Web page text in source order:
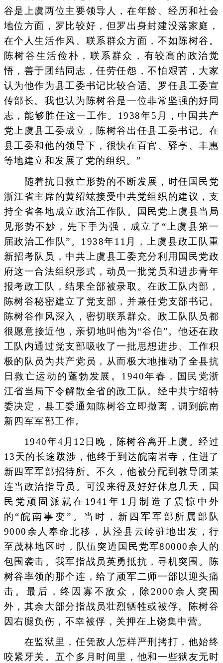
谷是上虞两位主要领导人，在年龄、经历和社会
地位方面，罗比较好，但罗出身封建没落家庭，
在个人生活作风、联系群众方面，不如陈树谷。
陈树谷生活俭朴，联系群众，有较高的政治觉
悟，善于团结同志，任劳任怨，不怕艰苦，大家
认为他作为县工委书记比较合适。罗任县工委宣
传部长。我也认为陈树谷是一位非常坚强的好同
志，能够胜任这一工作。1938年5月，中国共产
党上虞县工委成立，陈树谷出任县工委书记。在
县工委和他的领导下，很快在百官、驿亭、丰惠
等地建立和发展了党的组织。”
随着抗日救亡形势的不断发展，时任国民党
浙江省主席的黄绍竑接受中共党组织的建议，支
持全省各地成立政治工作队。国民党上虞县当局
见形势不妙，先下手为强，成立了“上虞县第一
届政治工作队”。1938年11月，上虞县政工队重
新招考队员，中共上虞县工委充分利用国民党政
府这一合法组织形式，动员一批党员和进步青年
报考政工队，结果全部被录取。在政工队内部，
陈树谷秘密建立了党支部，并兼任党支部书记。
陈树谷作风深入，密切联系群众。政工队队员都
很愿意接近他，亲切地叫他为“谷伯”。他还在政
工队内通过党支部吸收了一批思想进步、工作积
极的队员为共产党员，从而极大地推动了全县抗
日救亡运动的蓬勃发展。1940年春，国民党浙
江省当局下令解散全省的政工队。经中共宁绍特
委决定，县工委通知陈树谷立即撤离，调到皖南
新四军军部工作。
1940年4月12日晚，陈树谷离开上虞。经过
13天的长途跋涉，他终于到达皖南岩寺，住进了
新四军军部招待所。不久，他被分配到教导团某
连当政治指导员。可没来得及好好休息几天，国
民党顽固派就在1941年1月制造了震惊中外
的“皖南事变”。当时，新四军军部所属部队
9000余人奉命北移，从泾县云岭驻地出发，行
至茂林地区时，队伍突遭国民党军80000余人的
包围袭击。我军指战员英勇抵抗，寻机突围。陈
树谷率领的那个连，给了顽军二师一部以迎头痛
击。最后，终因寡不敌众，除2000余人突围
外，其余大部分指战员壮烈牺牲或被俘。陈树谷
因右腿负伤，不幸被俘，关押在上饶集中营。
在监狱里，任凭敌人怎样严刑拷打，他始终
咬紧牙关。五个多月时间里，他和一些狱友无时